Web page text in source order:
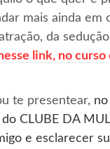
mais ainda
da
link, no
te presentear,
CLUBE DA
e esclarecer